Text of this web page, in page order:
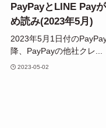
PayPayとLINE Pay
め読み(2023年5月)
2023年5月1日付の
降、PayPayの他社クレ...
2023-05-02